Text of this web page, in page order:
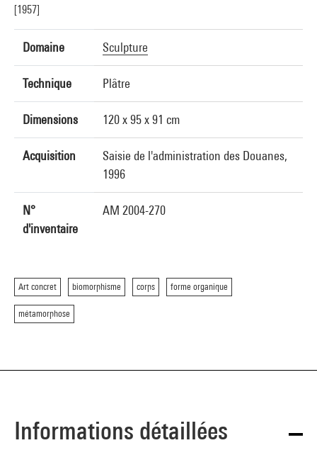
[1957]
Domaine Sculpture
Technique Plâtre
Dimensions 120 x 95 x 91 cm
Acquisition
Saisie de l'administration des Douanes,
1996
N°
d'inventaire
AM 2004-270
Art concret biomorphisme corps forme organique
métamorphose
Informations détaillées